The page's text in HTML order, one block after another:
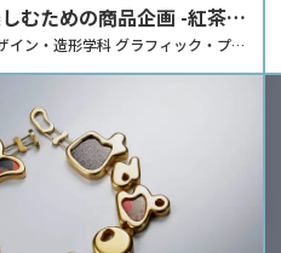
むための商品企画 -紅茶の
Tea」-
イン・造形学科 グラフィック・プロ